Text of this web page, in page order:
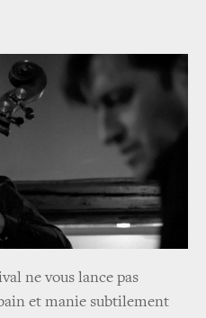
ne vous lance pas
et manie subtilement